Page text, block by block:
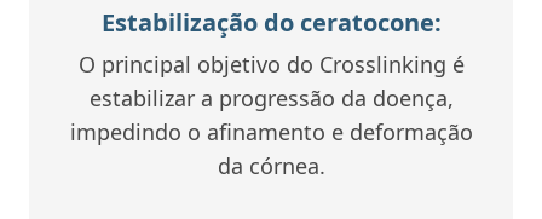
colágeno da córnea, tornando-a mais
resistente à deformação.
Para quem o crosslinking é
Estabilização do ceratocone:
O principal objetivo do Crosslinking é
estabilizar a progressão da doença,
impedindo o afinamento e deformação
da córnea.